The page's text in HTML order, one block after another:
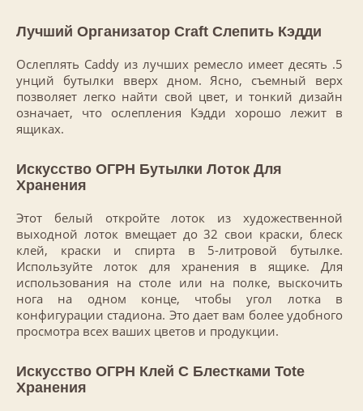
Лучший Организатор Craft Слепить Кэдди
Ослеплять Caddy из лучших ремесло имеет десять .5
унций бутылки вверх дном. Ясно, съемный верх
позволяет легко найти свой цвет, и тонкий дизайн
означает, что ослепления Кэдди хорошо лежит в
ящиках.
Искусство ОГРН Бутылки Лоток Для
Хранения
Этот белый откройте лоток из художественной
выходной лоток вмещает до 32 свои краски, блеск
клей, краски и спирта в 5-литровой бутылке.
Используйте лоток для хранения в ящике. Для
использования на столе или на полке, выскочить
нога на одном конце, чтобы угол лотка в
конфигурации стадиона. Это дает вам более удобного
просмотра всех ваших цветов и продукции.
Искусство ОГРН Клей С Блестками Tote
Хранения